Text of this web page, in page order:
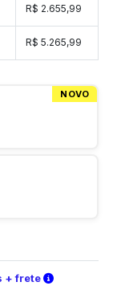
R$ 2.655,99
R$ 5.265,99
NOVO
+ frete Verifique